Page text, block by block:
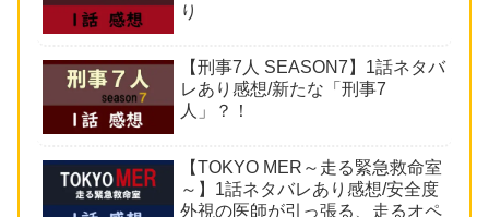
り
【刑事7人 SEASON7】1話ネタバ
レあり感想/新たな「刑事7
人」？！
【TOKYO MER～走る緊急救命室
～】1話ネタバレあり感想/安全度
外視の医師が引っ張る、走るオペ